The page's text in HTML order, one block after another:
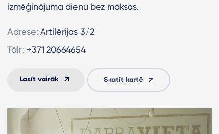
izmēģinājuma dienu bez maksas.
Adrese: Artilērijas 3/2
Tālr.: +371 20664654
Lasīt vairāk Skatīt kartē